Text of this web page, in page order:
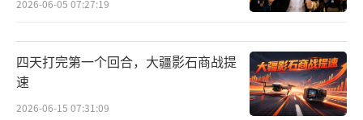
的研制计划必须整体提前。神舟二十三号原计
划于今年10月底发射，受任务调整影响，神舟
二十三号任务全面提速。
在太空应急任务以来的半年时间里，研制
2026-06-05 07:27:19
四天打完第一个回合，大疆影石商战提
速
2026-06-15 07:31:09